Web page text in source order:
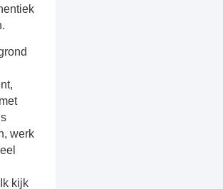
werk
kijk